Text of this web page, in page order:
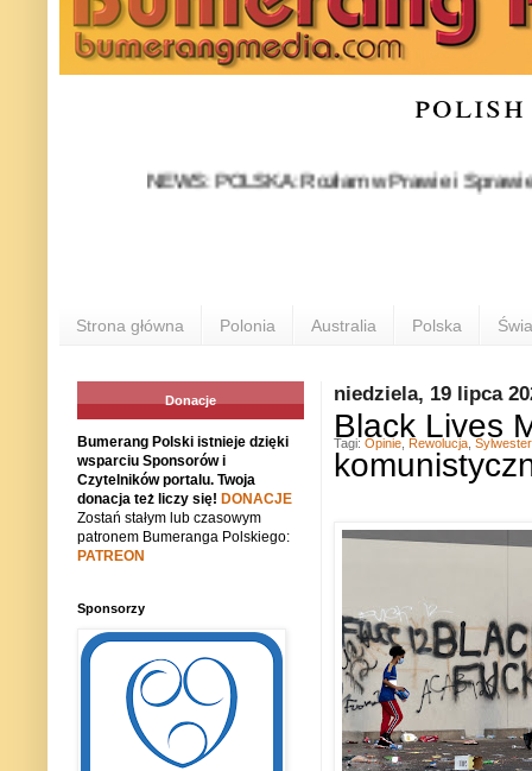
NEWS: POLSKA: Rozłam w Prawie i
Strona główna Polonia Australia Polska
niedziela, 19 lipca
Black Lives
Tagi: Opinie Rewolucja
Donacje
Bumerang Polski istnieje dzięki
wsparciu Sponsorów i
Czytelników portalu. Twoja
donacja też liczy się! DONACJE
Zostań stałym lub czasowym
patronem Bumeranga Polskiego:
PATREON
Sponsorzy